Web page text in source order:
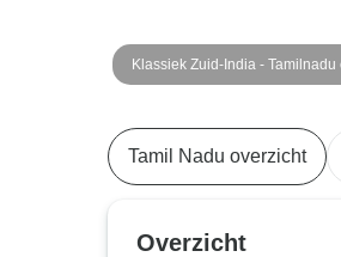
Klassiek Zuid-India - Tamilnadu
Kerala
Tamil Nadu overzicht
Overzicht